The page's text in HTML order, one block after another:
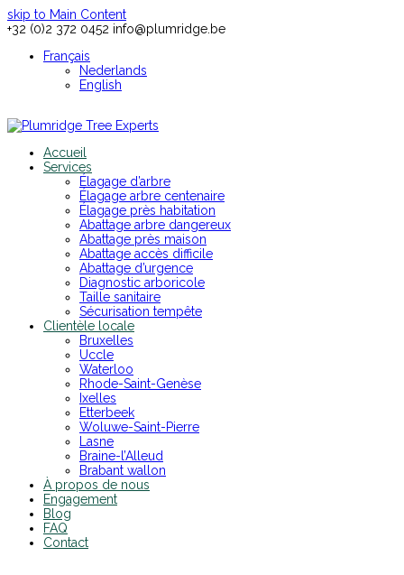
skip to Main Content
+32 (0)2 372 0452 info@plumridge.be
Français
Nederlands
English
Accueil
Services
Élagage d’arbre
Élagage arbre centenaire
Élagage près habitation
Abattage arbre dangereux
Abattage près maison
Abattage accès difficile
Abattage d’urgence
Diagnostic arboricole
Taille sanitaire
Sécurisation tempête
Clientèle locale
Bruxelles
Uccle
Waterloo
Rhode-Saint-Genèse
Ixelles
Etterbeek
Woluwe-Saint-Pierre
Lasne
Braine-l’Alleud
Brabant wallon
À propos de nous
Engagement
Blog
FAQ
Contact